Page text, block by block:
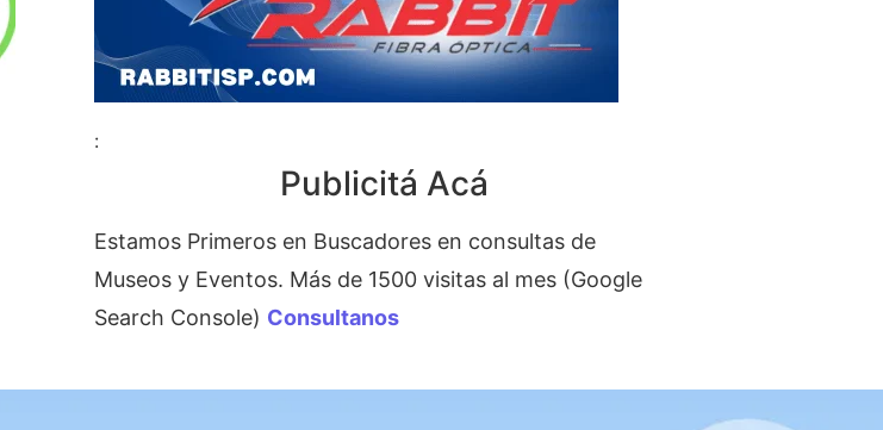
:
Publicitá Acá
Estamos Primeros en Buscadores en consultas de
Museos y Eventos. Más de 1500 visitas al mes (Google
Search Console) Consultanos